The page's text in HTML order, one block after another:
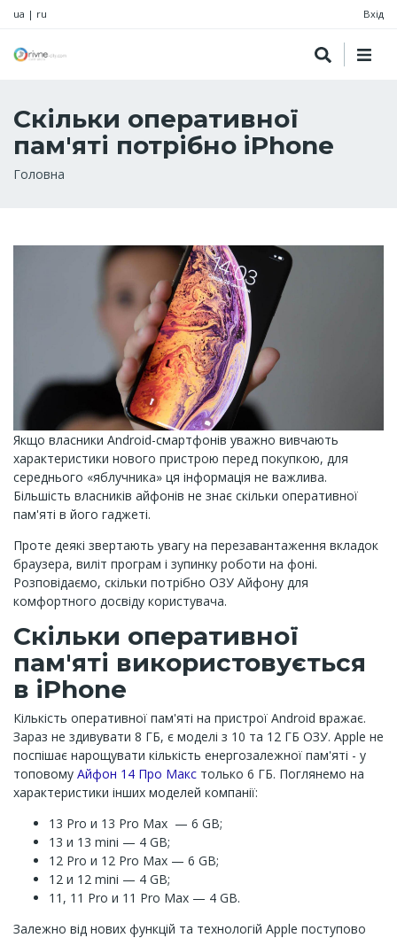
ua | ru Вхід
Скільки оперативної
пам'яті потрібно iPhone
Рядок
Головна
Якщо власники Android-смартфонів уважно вивчають
характеристики нового пристрою перед покупкою, для
середнього «яблучника» ця інформація не важлива.
Більшість власників айфонів не знає скільки оперативної
пам'яті в його гаджеті.
Проте деякі звертають увагу на перезавантаження вкладок
браузера, виліт програм і зупинку роботи на фоні.
Розповідаємо, скільки потрібно ОЗУ Айфону для
комфортного досвіду користувача.
Скільки оперативної
пам'яті використовується
в iPhone
Кількість оперативної пам'яті на пристрої Android вражає.
Зараз не здивувати 8 ГБ, є моделі з 10 та 12 ГБ ОЗУ. Apple не
поспішає нарощувати кількість енергозалежної пам'яті - у
топовому Айфон 14 Про Макс только 6 ГБ. Поглянемо на
характеристики інших моделей компанії:
13 Pro и 13 Pro Max — 6 GB;
13 и 13 mini — 4 GB;
12 Pro и 12 Pro Max — 6 GB;
12 и 12 mini — 4 GB;
11, 11 Pro и 11 Pro Max — 4 GB.
Залежно від нових функцій та технологій Apple поступово